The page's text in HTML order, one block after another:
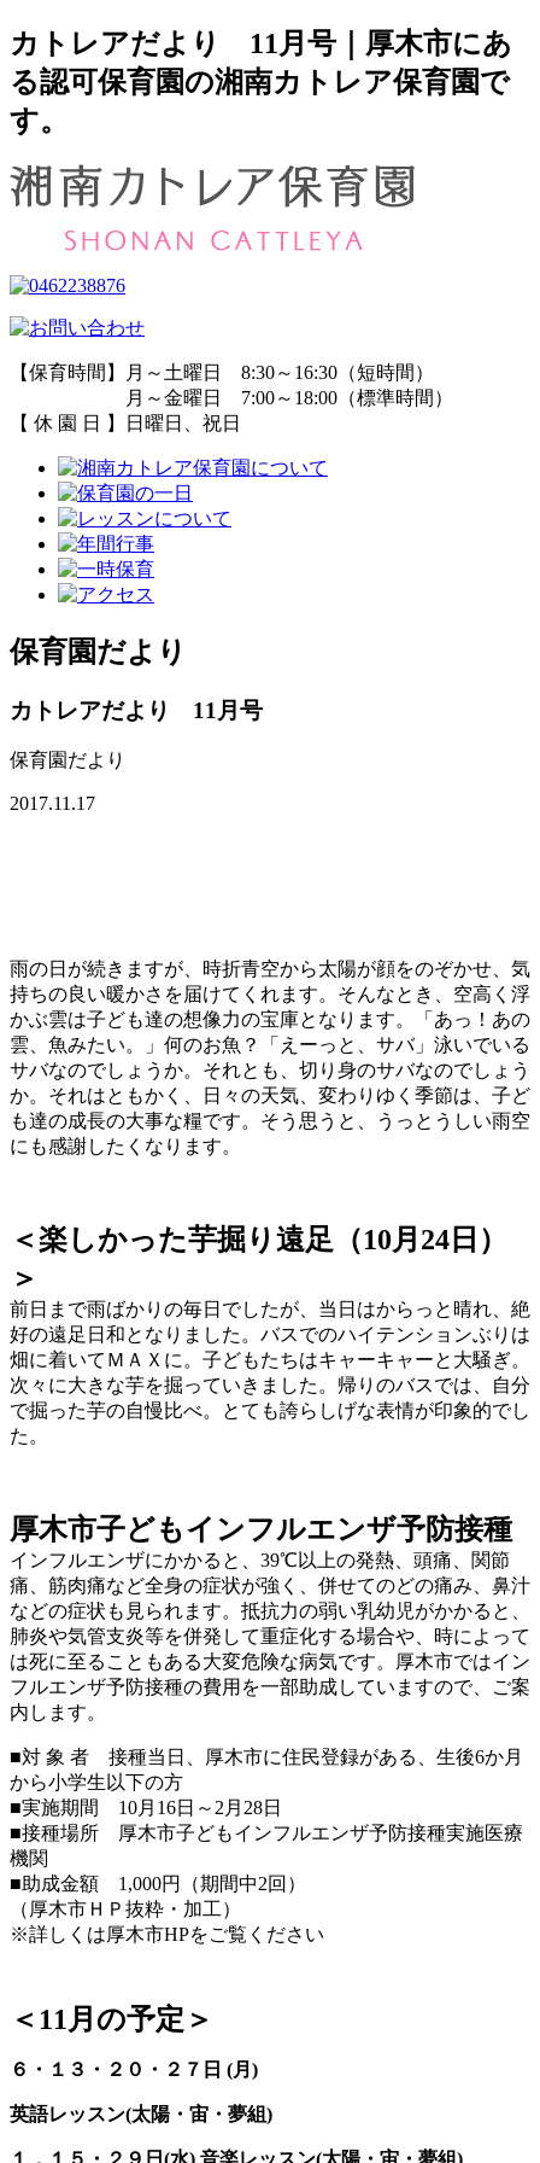
カトレアだより 11月号｜厚木市にあ
る認可保育園の湘南カトレア保育園で
す。
【保育時間】月～土曜日 8:30～16:30（短時間）
月～金曜日 7:00～18:00（標準時間）
【 休 園 日 】日曜日、祝日
保育園だより
カトレアだより 11月号
保育園だより
2017.11.17
雨の日が続きますが、時折青空から太陽が顔をのぞかせ、気
持ちの良い暖かさを届けてくれます。そんなとき、空高く浮
かぶ雲は子ども達の想像力の宝庫となります。「あっ！あの
雲、魚みたい。」何のお魚？「えーっと、サバ」泳いでいる
サバなのでしょうか。それとも、切り身のサバなのでしょう
か。それはともかく、日々の天気、変わりゆく季節は、子ど
も達の成長の大事な糧です。そう思うと、うっとうしい雨空
にも感謝したくなります。
＜楽しかった芋掘り遠足（10月24日）
＞
前日まで雨ばかりの毎日でしたが、当日はからっと晴れ、絶
好の遠足日和となりました。バスでのハイテンションぶりは
畑に着いてＭＡＸに。子どもたちはキャーキャーと大騒ぎ。
次々に大きな芋を掘っていきました。帰りのバスでは、自分
で掘った芋の自慢比べ。とても誇らしげな表情が印象的でし
た。
厚木市子どもインフルエンザ予防接種
インフルエンザにかかると、39℃以上の発熱、頭痛、関節
痛、筋肉痛など全身の症状が強く、併せてのどの痛み、鼻汁
などの症状も見られます。抵抗力の弱い乳幼児がかかると、
肺炎や気管支炎等を併発して重症化する場合や、時によって
は死に至ることもある大変危険な病気です。厚木市ではイン
フルエンザ予防接種の費用を一部助成していますので、ご案
内します。
■対 象 者 接種当日、厚木市に住民登録がある、生後6か月
から小学生以下の方
■実施期間 10月16日～2月28日
■接種場所 厚木市子どもインフルエンザ予防接種実施医療
機関
■助成金額 1,000円（期間中2回）
（厚木市ＨＰ抜粋・加工）
※詳しくは厚木市HPをご覧ください
＜11月の予定＞
６・１３・２０・２７日 (月)
英語レッスン(太陽・宙・夢組)